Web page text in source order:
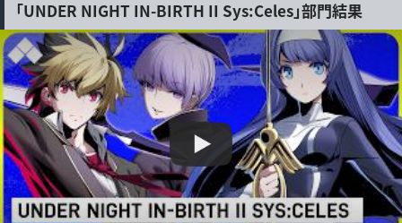
「UNDER NIGHT IN-BIRTH II Sys:Celes」部門結果